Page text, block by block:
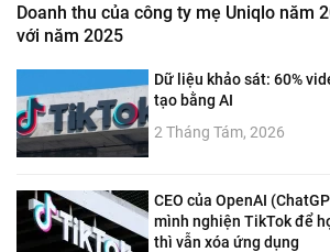
Doanh thu của công ty mẹ Uniqlo năm
với năm 2025
Dữ liệu khảo sát: 60%
tạo bằng AI
2 Tháng Tám, 2026
CEO của OpenAI
mình nghiện TikTok để
thì vẫn xóa ứng dụng